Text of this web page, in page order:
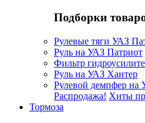
Подборки
Рулевые тяги УАЗ
Руль на УАЗ Патриот
Фильтр
Руль на УАЗ Хантер
Рулевой демпфер на
Распродажа! Хиты
Тормоза